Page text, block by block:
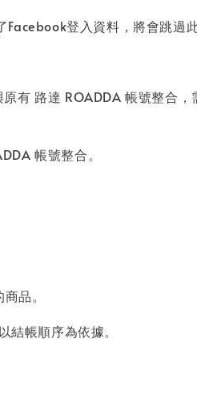
Facebook登入資料，將會跳過
有 路達 ROADDA 帳號整合
帳號整合。
品。
帳順序為依據。